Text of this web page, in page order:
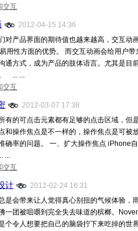
交互
2012-04-15 14:36
对产品界面的期待值也越来越高，交互动
用性方面的优势。 而交互动画会给用户
通方式，成为产品的肢体语言。尤其是目
... ...
交互
2012-03-07 17:38
有的可点击元素都有足够的点击区域，但
和操作焦点是不一样的，操作焦点是可被
确率的问题。 一、扩大操作焦点 iPhone
...
交互
计
2012-02-24 16:31
是会带来让人觉得真心别扭的气候体验，
一团被咀嚼到完全失去味道的槟榔。
个令人想要把自己的脑袋拧下来吃掉的世